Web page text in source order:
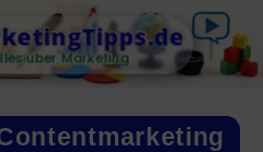
über Marketing